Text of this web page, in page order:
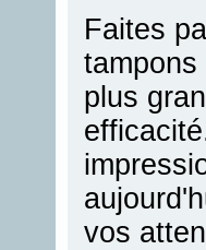
Faites
plus
vos